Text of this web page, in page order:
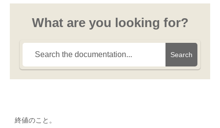
What are you looking for?
Search
終値のこと。